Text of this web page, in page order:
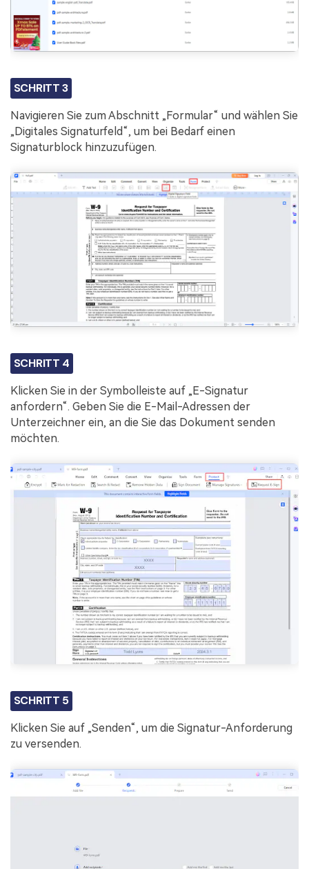
SCHRITT 3
Navigieren Sie zum Abschnitt „Formular“ und wählen Sie
„Digitales Signaturfeld“, um bei Bedarf einen
Signaturblock hinzuzufügen.
SCHRITT 4
Klicken Sie in der Symbolleiste auf „E-Signatur
anfordern“. Geben Sie die E-Mail-Adressen der
Unterzeichner ein, an die Sie das Dokument senden
möchten.
SCHRITT 5
Klicken Sie auf „Senden“, um die Signatur-Anforderung
zu versenden.